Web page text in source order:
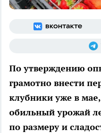
По утверждению
грамотно внести
клубники уже в
обильный урожай
по размеру и